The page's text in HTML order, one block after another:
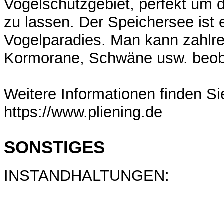
Vogelschutzgebiet, perfekt um
zu lassen. Der Speichersee ist
Vogelparadies. Man kann
Kormorane, Schwäne usw.
Weitere Informationen finden
https://www.pliening.de
SONSTIGES
INSTANDHALTUNGEN: